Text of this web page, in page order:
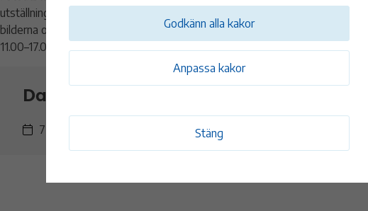
utställningen invigs, ta del av fotografierna och stanna gärna en stund och
bilderna och temat. Utställningen visas därefter till och med 12 juli och
11.00–17.00. Varmt välkommen!
Datum och tid
7 jul
Anpassa kakor
Stäng
Godkänn alla kakor